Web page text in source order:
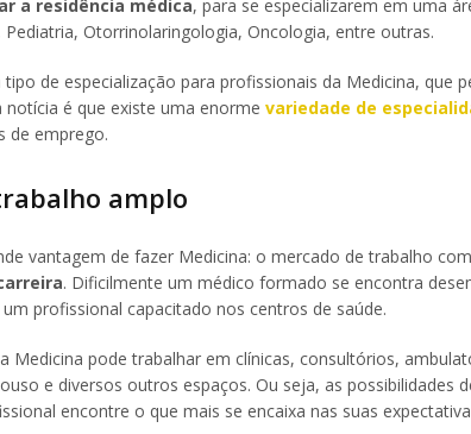
a residência médica, para se especializarem em uma
Pediatria, Otorrinolaringologia, Oncologia, entre outras.
de especialização para profissionais da Medicina, que
é que existe uma enorme variedade de
de emprego.
amplo
vantagem de fazer Medicina: o mercado de trabalho com
. Dificilmente um médico formado se encontra
profissional capacitado nos centros de saúde.
Medicina pode trabalhar em clínicas, consultórios,
e diversos outros espaços. Ou seja, as possibilidades
encontre o que mais se encaixa nas suas